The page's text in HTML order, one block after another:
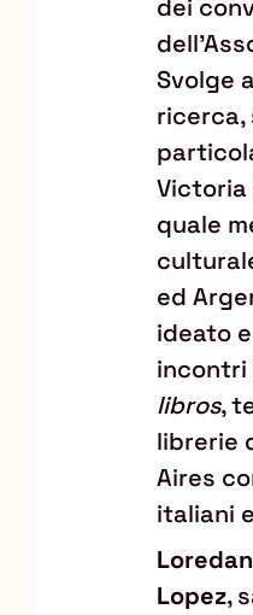
dei
Svolge
ricerca,
Victoria
quale
ed
ideato
incontri
libros,
librerie
Aires
italiani
Lopez,